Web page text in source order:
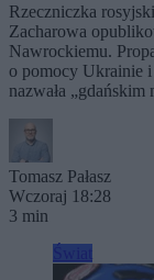
Rzeczniczka
Zacharowa
Nawrockiemu.
o pomocy Ukrainie i
nazwała „gdańskim
Tomasz Pałasz
Wczoraj 18:28
3 min